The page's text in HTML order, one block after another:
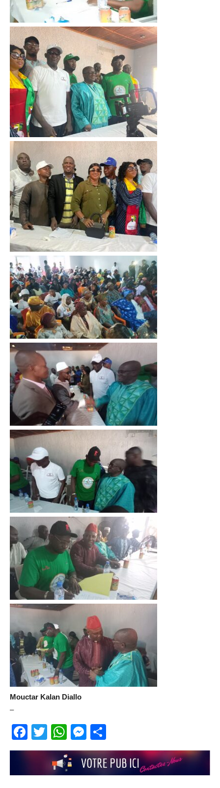
Mouctar Kalan Diallo
–
Facebook
TwitterWhatsApp
Messenger